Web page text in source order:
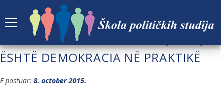
VIZITA STUDIMORE NORVEGJISË “ÇKA
ËSHTË DEMOKRACIA NË PRAKTIKË
E postuar: 8. october 2015.